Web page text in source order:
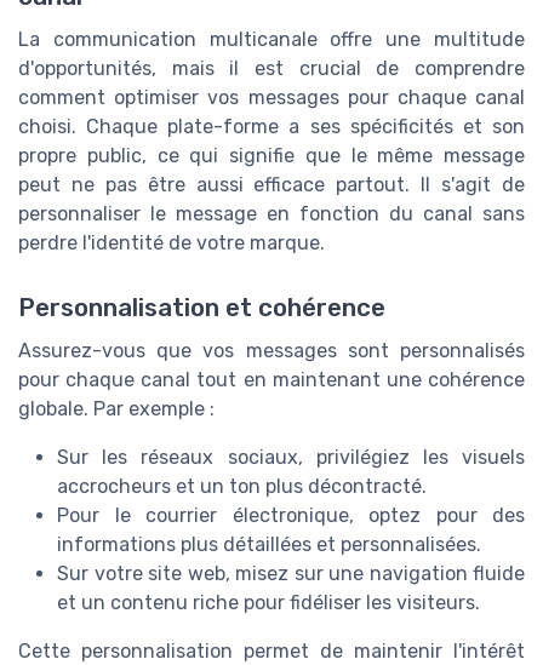
La communication multicanale offre une multitude
d'opportunités, mais il est crucial de comprendre
comment optimiser vos messages pour chaque canal
choisi. Chaque plate-forme a ses spécificités et son
propre public, ce qui signifie que le même message
peut ne pas être aussi efficace partout. Il s'agit de
personnaliser le message en fonction du canal sans
perdre l'identité de votre marque.
Personnalisation et cohérence
Assurez-vous que vos messages sont personnalisés
pour chaque canal tout en maintenant une cohérence
globale. Par exemple :
Sur les réseaux sociaux, privilégiez les visuels
accrocheurs et un ton plus décontracté.
Pour le courrier électronique, optez pour des
informations plus détaillées et personnalisées.
Sur votre site web, misez sur une navigation fluide
et un contenu riche pour fidéliser les visiteurs.
Cette personnalisation permet de maintenir l'intérêt